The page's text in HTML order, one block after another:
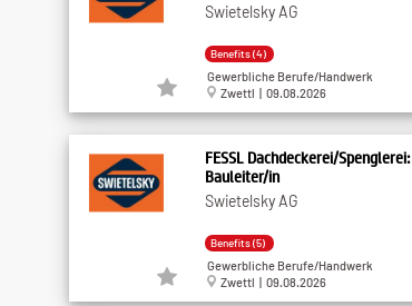
Swietelsky AG
Benefits (4)
Gewerbliche Berufe/Handwerk
Zwettl | 09.08.2026
FESSL Dachdeckerei/Spenglerei:
Bauleiter/in
Swietelsky AG
Benefits (5)
Gewerbliche Berufe/Handwerk
Zwettl | 09.08.2026